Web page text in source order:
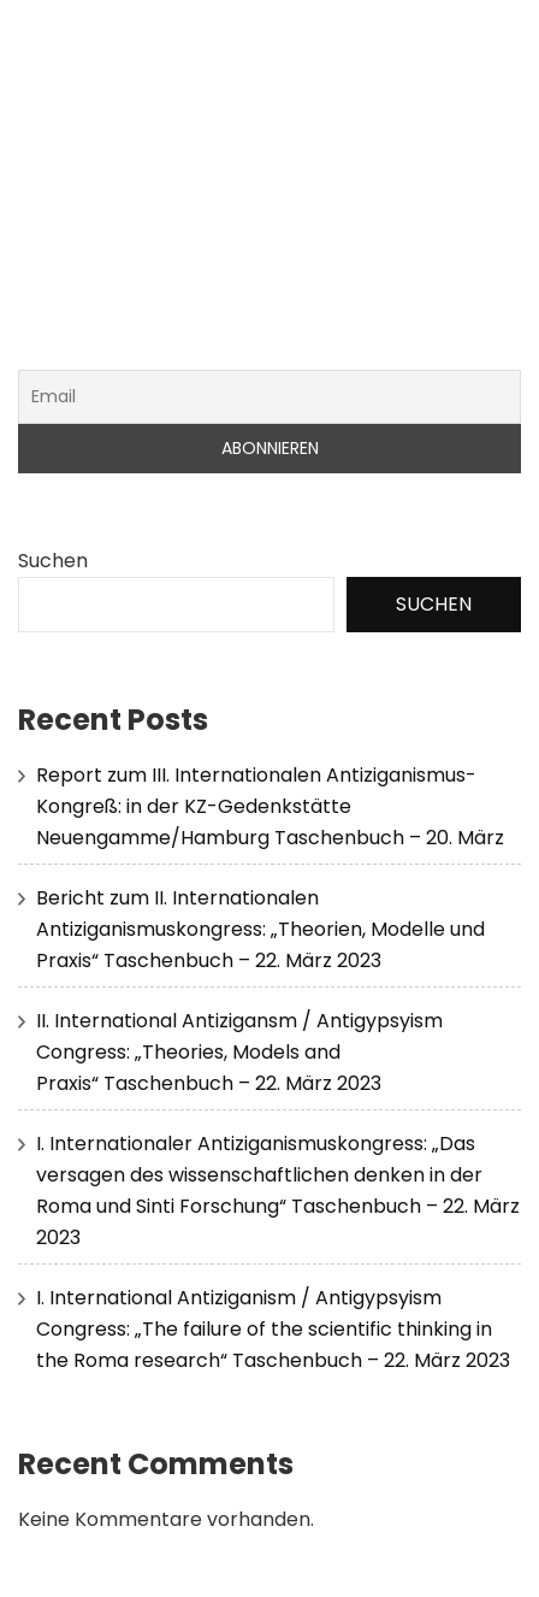
Suchen
SUCHEN
Recent Posts
Report zum III. Internationalen Antiziganismus-
Kongreß: in der KZ-Gedenkstätte
Neuengamme/Hamburg Taschenbuch – 20. März
Bericht zum II. Internationalen
Antiziganismuskongress: „Theorien, Modelle und
Praxis“ Taschenbuch – 22. März 2023
II. International Antizigansm / Antigypsyism
Congress: „Theories, Models and
Praxis“ Taschenbuch – 22. März 2023
I. Internationaler Antiziganismuskongress: „Das
versagen des wissenschaftlichen denken in der
Roma und Sinti Forschung“ Taschenbuch – 22. März
2023
I. International Antiziganism / Antigypsyism
Congress: „The failure of the scientific thinking in
the Roma research“ Taschenbuch – 22. März 2023
Recent Comments
Keine Kommentare vorhanden.